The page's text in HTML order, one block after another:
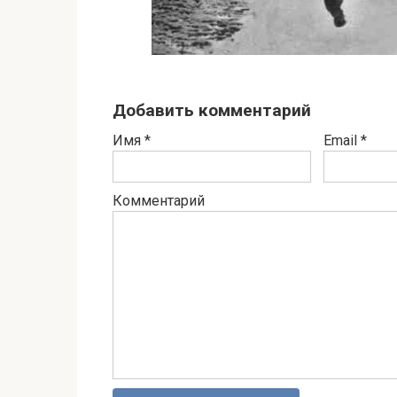
Добавить комментарий
Имя * Email *
Комментарий